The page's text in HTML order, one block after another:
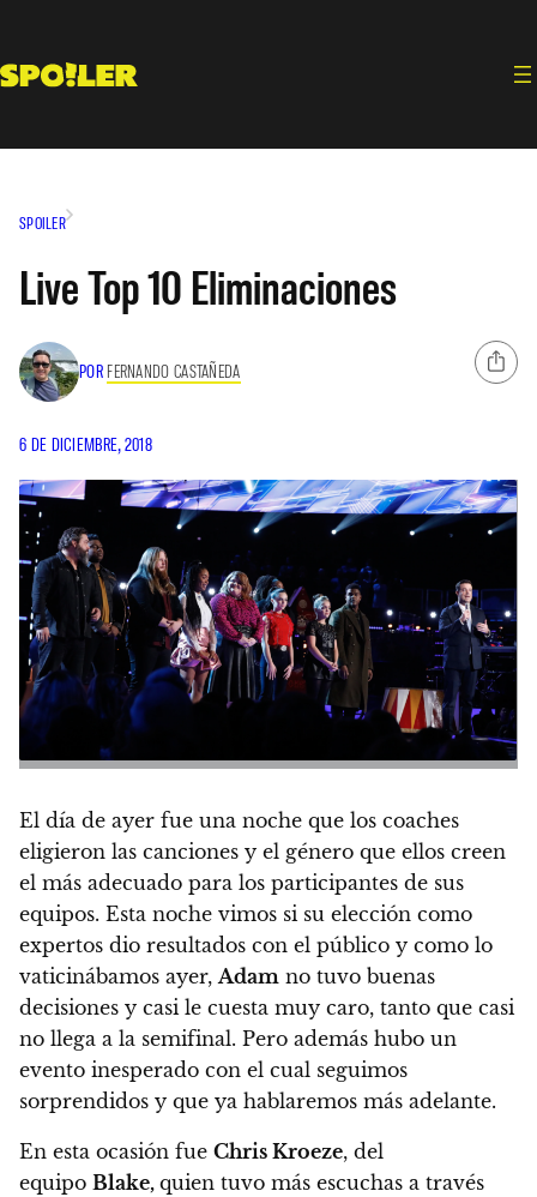
contenido
SPOILER
Live Top 10 Eliminaciones
POR FERNANDO CASTAÑEDA
6 DE DICIEMBRE, 2018
El día de ayer fue una noche que los coaches
eligieron las canciones y el género que ellos creen
el más adecuado para los participantes de sus
equipos. Esta noche vimos si su elección como
expertos dio resultados con el público y como lo
vaticinábamos ayer, Adam no tuvo buenas
decisiones y casi le cuesta muy caro, tanto que casi
no llega a la semifinal. Pero además hubo un
evento inesperado con el cual seguimos
sorprendidos y que ya hablaremos más adelante.
En esta ocasión fue Chris Kroeze, del
equipo Blake, quien tuvo más escuchas a través